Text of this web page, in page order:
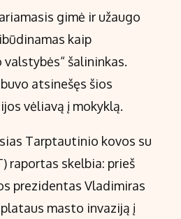
gimė ir užaugo
kaip
šalininkas.
atsinešęs šios
vėliavą į mokyklą.
Tarptautinio kovos su
raportas skelbia: prieš
prezidentas Vladimiras
masto invaziją į